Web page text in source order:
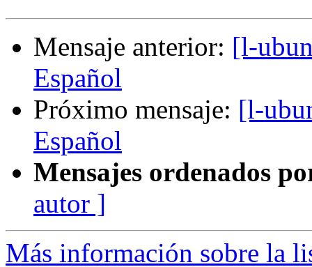
Mensaje anterior: [l-
Español
Próximo mensaje: [l-
Español
Mensajes ordenados
autor ]
Más información sobre la